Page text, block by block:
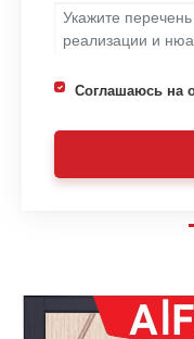
Соглашаюсь на